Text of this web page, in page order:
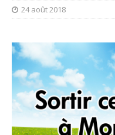
24 août 2018